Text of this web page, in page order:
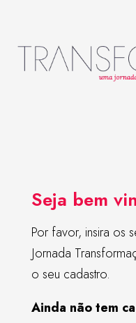
Seja bem
Por favor, insira os
Jornada
o seu cadastro.
Ainda não tem